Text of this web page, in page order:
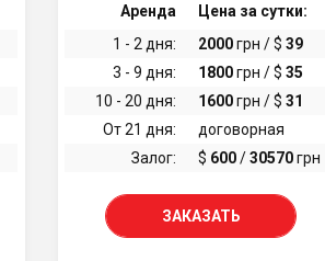
Аренда
Цена за сутки:
1 - 2 дня:
2000грн / $ 39
3 - 9 дня:
1800грн / $ 35
10 - 20 дня:
1600грн / $ 31
От 21 дня:
договорная
Залог:
$ 600/30570грн
ЗАКАЗАТЬ